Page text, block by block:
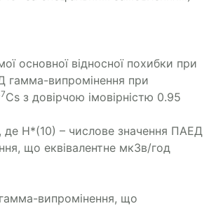
основної відносної похибки при
гамма-випромінення при
Cs з довірчою імовірністю 0.95
де H*(10) – числове значення ПАЕД
що еквівалентне мкЗв/год
гамма-випромінення, що